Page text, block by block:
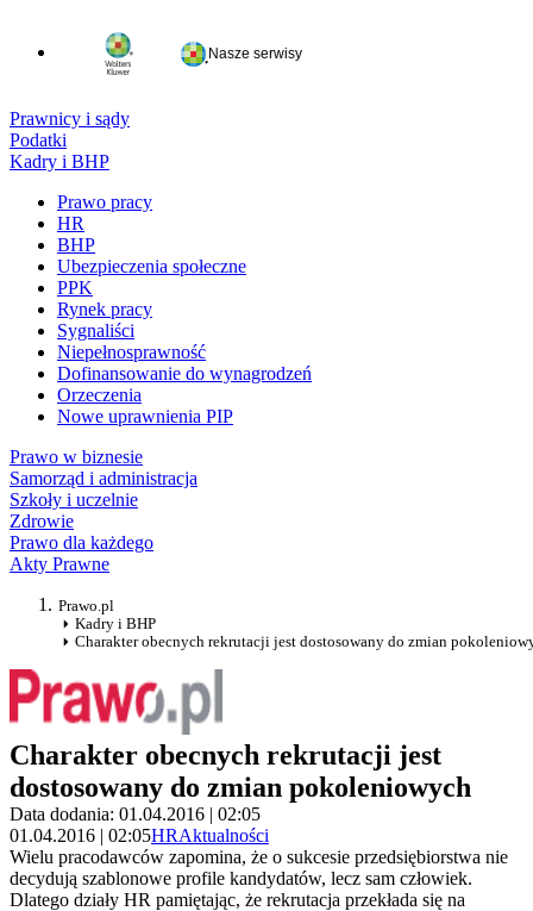
Nasze serwisy
Prawnicy i sądy
Podatki
Kadry i BHP
Prawo pracy
HR
BHP
Ubezpieczenia społeczne
PPK
Rynek pracy
Sygnaliści
Niepełnosprawność
Dofinansowanie do wynagrodzeń
Orzeczenia
Nowe uprawnienia PIP
Prawo w biznesie
Samorząd i administracja
Szkoły i uczelnie
Zdrowie
Prawo dla każdego
Akty Prawne
Prawo.pl
Kadry i BHP
Charakter obecnych rekrutacji jest dostosowany do zmian
Charakter obecnych rekrutacji jest
dostosowany do zmian pokoleniowych
Data dodania: 01.04.2016 | 02:05
01.04.2016 | 02:05HRAktualności
Wielu pracodawców zapomina, że o sukcesie przedsiębiorstwa nie
decydują szablonowe profile kandydatów, lecz sam człowiek.
Dlatego działy HR pamiętając, że rekrutacja przekłada się na